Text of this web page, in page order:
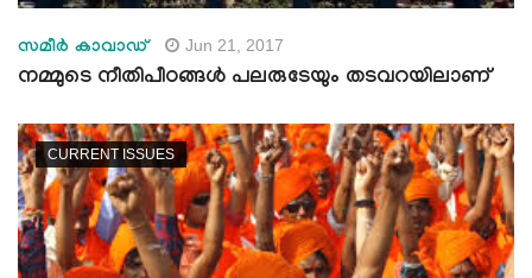
സമീര്‍ കാവാഡ് Jun 21, 2017
നമ്മുടെ നീതിപീഠങ്ങള്‍ പലരുടേയും തടവറയിലാണ്
CURRENT ISSUES